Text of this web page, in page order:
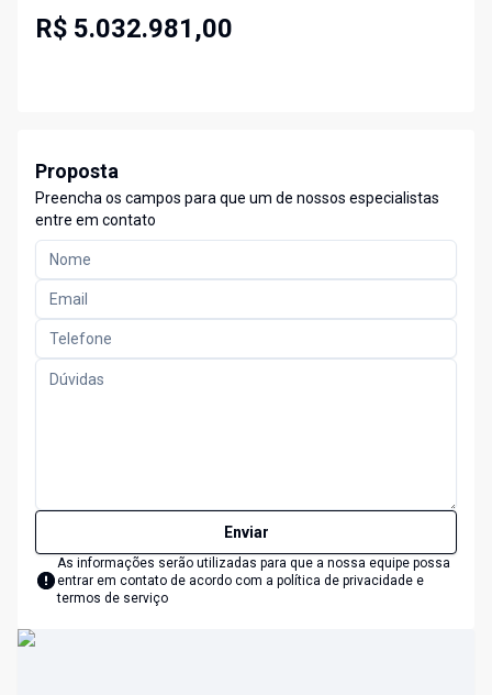
R$ 5.032.981,00
Proposta
Preencha os campos para que um de nossos especialistas
entre em contato
Enviar
As informações serão utilizadas para que a nossa equipe possa
entrar em contato de acordo com a política de privacidade e
termos de serviço